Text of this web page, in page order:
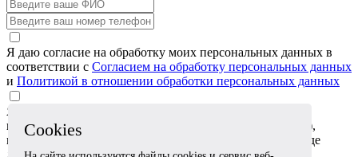
Я даю согласие на обработку моих персональных данных в
соответствии с Согласием на обработку персональных данных
и Политикой в отношении обработки персональных данных
Я даю согласие на обработку специальных категорий
персональных данных (сведений о состоянии здоровья),
которые я сообщаю в обращении или прикрепляю в виде
документов, в соответствии с Согласием на обработку
Cookies